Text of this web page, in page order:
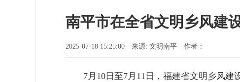
南平市在全省文明乡风建
2025-07-18 15:25:00 来源: 文明南平 作者：
7月10日至7月11日，福建省文明乡风